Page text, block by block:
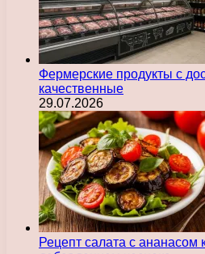
Фермерские продукты с
качественные
29.07.2026
Рецепт салата с ананасом